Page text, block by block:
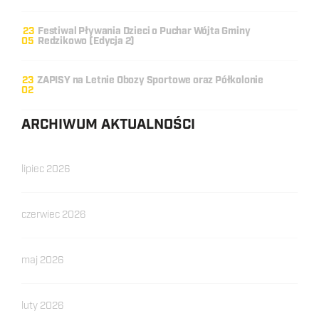
23
05
Festiwal Pływania Dzieci o Puchar Wójta Gminy
Redzikowo (Edycja 2)
23
02
ZAPISY na Letnie Obozy Sportowe oraz Półkolonie
ARCHIWUM AKTUALNOŚCI
lipiec 2026
czerwiec 2026
maj 2026
luty 2026